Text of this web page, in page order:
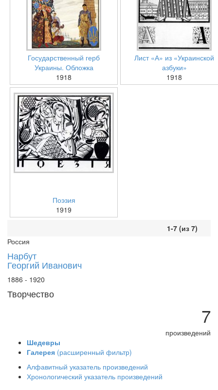
Государственный герб
Украины. Обложка
1918
Лист «А» из «Украинской
азбуки»
1918
Поэзия
1919
1-7 (из 7)
Россия
Нарбут
Георгий Иванович
1886 - 1920
Творчество
7
произведений
Шедевры
Галерея (расширенный фильтр)
Алфавитный указатель произведений
Хронологический указатель произведений